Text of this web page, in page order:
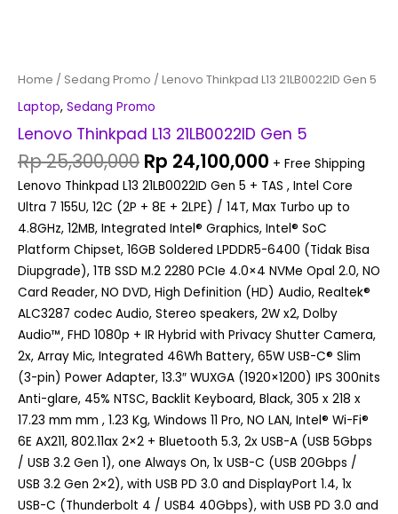
Home / Sedang Promo / Lenovo Thinkpad L13 21LB0022ID Gen 5
Laptop, Sedang Promo
Lenovo Thinkpad L13 21LB0022ID Gen 5
Rp25,300,000 Rp 24,100,000 + Free Shipping
Lenovo Thinkpad L13 21LB0022ID Gen 5 + TAS , Intel Core
Ultra 7 155U, 12C (2P + 8E + 2LPE) / 14T, Max Turbo up to
4.8GHz, 12MB, Integrated Intel® Graphics, Intel® SoC
Platform Chipset, 16GB Soldered LPDDR5-6400 (Tidak Bisa
Diupgrade), 1TB SSD M.2 2280 PCIe 4.0×4 NVMe Opal 2.0, NO
Card Reader, NO DVD, High Definition (HD) Audio, Realtek®
ALC3287 codec Audio, Stereo speakers, 2W x2, Dolby
Audio™, FHD 1080p + IR Hybrid with Privacy Shutter Camera,
2x, Array Mic, Integrated 46Wh Battery, 65W USB-C® Slim
(3-pin) Power Adapter, 13.3″ WUXGA (1920×1200) IPS 300nits
Anti-glare, 45% NTSC, Backlit Keyboard, Black, 305 x 218 x
17.23 mm mm , 1.23 Kg, Windows 11 Pro, NO LAN, Intel® Wi-Fi®
6E AX211, 802.11ax 2×2 + Bluetooth 5.3, 2x USB-A (USB 5Gbps
/ USB 3.2 Gen 1), one Always On, 1x USB-C (USB 20Gbps /
USB 3.2 Gen 2×2), with USB PD 3.0 and DisplayPort 1.4, 1x
USB-C (Thunderbolt 4 / USB4 40Gbps), with USB PD 3.0 and